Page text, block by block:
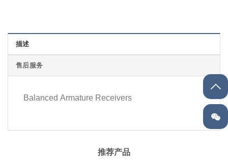
描述
售后服务
Balanced Armature Receivers
推荐产品